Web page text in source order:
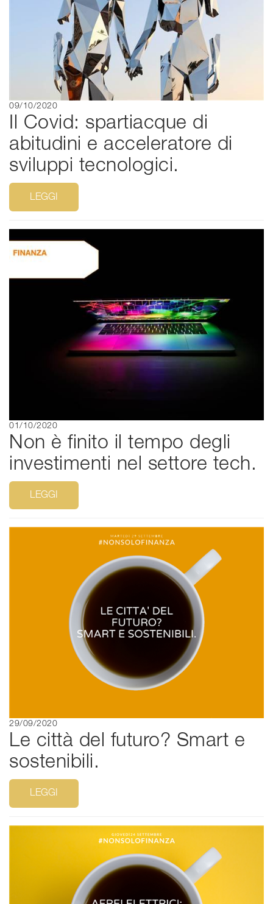
09/10/2020
Il Covid: spartiacque di
abitudini e acceleratore di
sviluppi tecnologici.
LEGGI
01/10/2020
Non è finito il tempo degli
investimenti nel settore tech.
LEGGI
29/09/2020
Le città del futuro? Smart e
sostenibili.
LEGGI